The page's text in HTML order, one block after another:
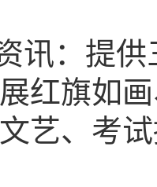
讯：提
红旗如
艺、考